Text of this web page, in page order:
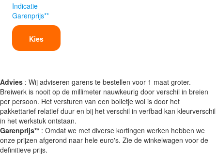
Indicatie
Garenprijs**
Kies
Advies : Wij adviseren garens te bestellen voor 1 maat groter.
Breiwerk is nooit op de millimeter nauwkeurig door verschil in breien
per persoon. Het versturen van een bolletje wol is door het
pakkettarief relatief duur en bij het verschil in verfbad kan kleurverschil
in het werkstuk ontstaan.
Garenprijs** : Omdat we met diverse kortingen werken hebben we
onze prijzen afgerond naar hele euro's. Zie de winkelwagen voor de
definitieve prijs.